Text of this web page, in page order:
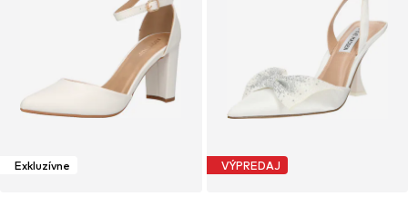
Exkluzívne VÝPREDAJ